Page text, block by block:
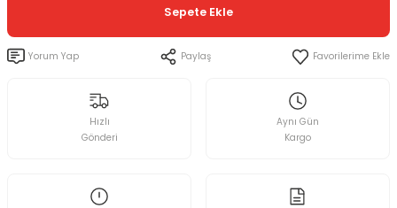
Sepete Ekle
Yorum Yap Paylaş
Hızlı
Gönderi
Aynı Gün
Kargo